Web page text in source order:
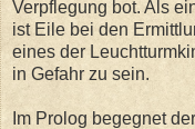
Verpflegung bot. Als
ist Eile bei den
eines der
in Gefahr zu sein.
Im Prolog begegnet